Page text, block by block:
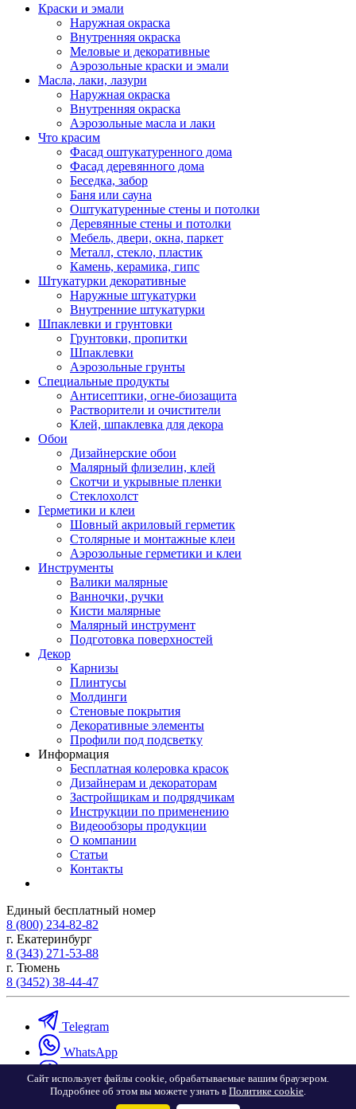
Краски и эмали
Наружная окраска
Внутренняя окраска
Меловые и декоративные
Аэрозольные краски и эмали
Масла, лаки, лазури
Наружная окраска
Внутренняя окраска
Аэрозольные масла и лаки
Что красим
Фасад оштукатуренного дома
Фасад деревянного дома
Беседка, забор
Баня или сауна
Оштукатуренные стены и потолки
Деревянные стены и потолки
Мебель, двери, окна, паркет
Металл, стекло, пластик
Камень, керамика, гипс
Штукатурки декоративные
Наружные штукатурки
Внутренние штукатурки
Шпаклевки и грунтовки
Грунтовки, пропитки
Шпаклевки
Аэрозольные грунты
Специальные продукты
Антисептики, огне-биозащита
Растворители и очистители
Клей, шпаклевка для декора
Обои
Дизайнерские обои
Малярный флизелин, клей
Скотчи и укрывные пленки
Стеклохолст
Герметики и клеи
Шовный акриловый герметик
Столярные и монтажные клеи
Аэрозольные герметики и клеи
Инструменты
Валики малярные
Ванночки, ручки
Кисти малярные
Малярный инструмент
Подготовка поверхностей
Декор
Карнизы
Плинтусы
Молдинги
Стеновые покрытия
Декоративные элементы
Профили под подсветку
Информация
Бесплатная колеровка красок
Дизайнерам и декораторам
Застройщикам и подрядчикам
Инструкции по применению
Видеообзоры продукции
О компании
Статьи
Контакты
Единый бесплатный номер
8 (800) 234-82-82
г. Екатеринбург
8 (343) 271-53-88
г. Тюмень
8 (3452) 38-44-47
Telegram
WhatsApp
Viber
VK
Сайт использует файлы cookie, обрабатываемые вашим браузером.
Подробнее об этом вы можете узнать в Политике cookie.